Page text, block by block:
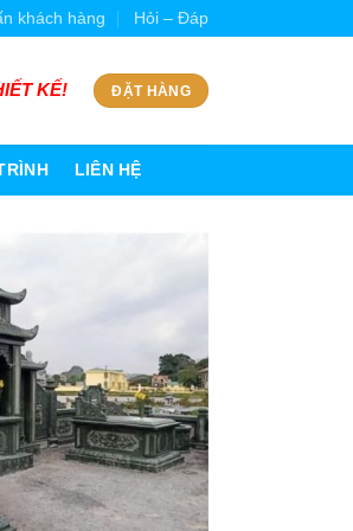
khách hàng Hỏi – Đáp
KẾ! ĐẶT HÀNG
LIÊN HỆ